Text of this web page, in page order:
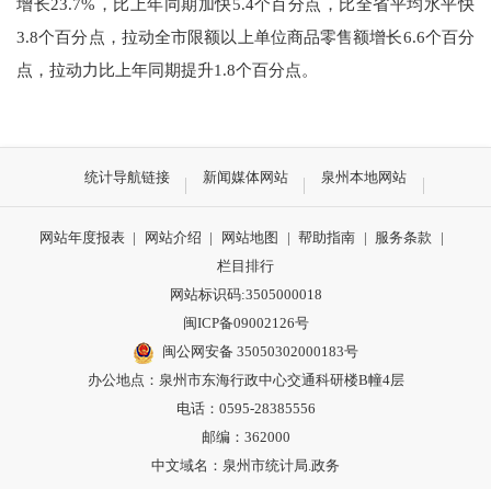
3.8个百分点，拉动全市限额以上单位商品零售额增长6.6个百分
点，拉动力比上年同期提升1.8个百分点。
统计导航链接 新闻媒体网站 泉州本地网站
网站年度报表 | 网站介绍 | 网站地图 | 帮助指南 | 服务条款
|
栏目排行
网站标识码:3505000018
闽ICP备09002126号
闽公网安备 35050302000183号
办公地点：泉州市东海行政中心交通科研楼B幢4层
电话：0595-28385556
邮编：362000
中文域名：泉州市统计局.政务